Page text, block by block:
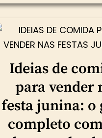
Ideias de
para vender
festa junina: o
completo